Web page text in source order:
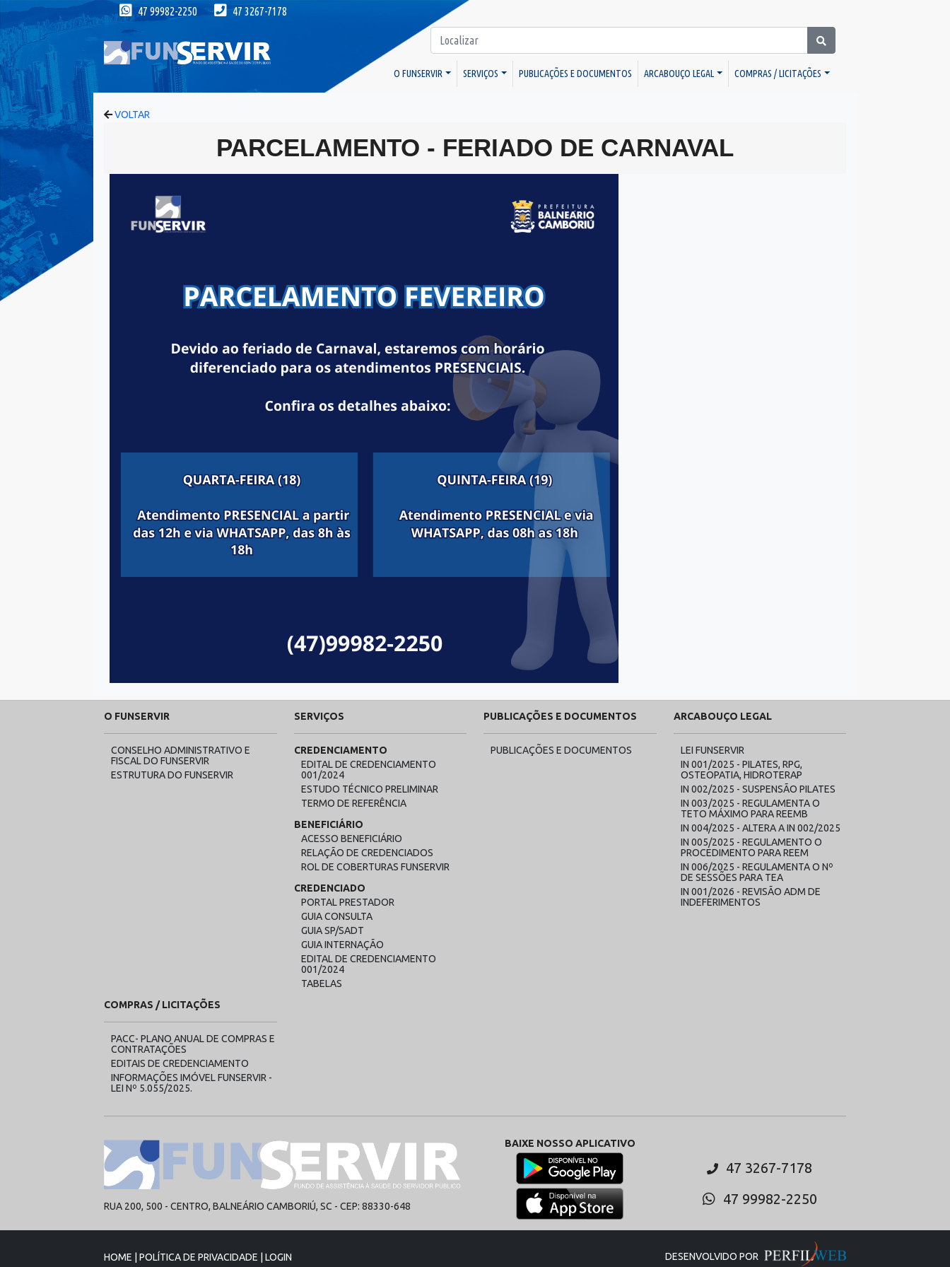
47 99982-2250 47 3267-7178
O FUNSERVIR SERVIÇOS PUBLICAÇÕES E DOCUMENTOS ARCABOUÇO LEGAL COMPRAS / LICITAÇÕES
VOLTAR
PARCELAMENTO - FERIADO DE CARNAVAL
O FUNSERVIR
CONSELHO ADMINISTRATIVO E
FISCAL DO FUNSERVIR
ESTRUTURA DO FUNSERVIR
SERVIÇOS
CREDENCIAMENTO
EDITAL DE CREDENCIAMENTO
001/2024
ESTUDO TÉCNICO PRELIMINAR
TERMO DE REFERÊNCIA
BENEFICIÁRIO
ACESSO BENEFICIÁRIO
RELAÇÃO DE CREDENCIADOS
ROL DE COBERTURAS FUNSERVIR
CREDENCIADO
PORTAL PRESTADOR
GUIA CONSULTA
GUIA SP/SADT
GUIA INTERNAÇÃO
EDITAL DE CREDENCIAMENTO
001/2024
TABELAS
PUBLICAÇÕES E DOCUMENTOS
PUBLICAÇÕES E DOCUMENTOS
ARCABOUÇO LEGAL
LEI FUNSERVIR
IN 001/2025 - PILATES, RPG,
OSTEOPATIA, HIDROTERAP
IN 002/2025 - SUSPENSÃO PILATES
IN 003/2025 - REGULAMENTA O
TETO MÁXIMO PARA REEMB
IN 004/2025 - ALTERA A IN 002/2025
IN 005/2025 - REGULAMENTO O
PROCEDIMENTO PARA REEM
IN 006/2025 - REGULAMENTA O Nº
DE SESSÕES PARA TEA
IN 001/2026 - REVISÃO ADM DE
INDEFERIMENTOS
COMPRAS / LICITAÇÕES
PACC- PLANO ANUAL DE COMPRAS E
CONTRATAÇÕES
EDITAIS DE CREDENCIAMENTO
INFORMAÇÕES IMÓVEL FUNSERVIR -
LEI Nº 5.055/2025.
RUA 200, 500 - CENTRO, BALNEÁRIO CAMBORIÚ, SC - CEP: 88330-648
BAIXE NOSSO APLICATIVO
47 3267-7178
47 99982-2250
HOME | POLÍTICA DE PRIVACIDADE | LOGIN DESENVOLVIDO POR